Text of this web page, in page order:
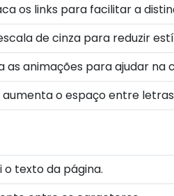
os links para facilitar a
de cinza para reduzir
animações para ajudar na
o espaço entre letras
texto da página.